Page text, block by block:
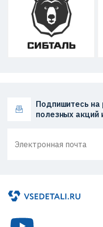
Подпишитесь на
полезных акций